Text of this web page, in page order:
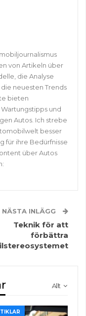
von Artikeln über
die Analyse
neuesten Trends
bieten
und
Autos. Ich strebe
besser
für ihre Bedürfnisse
über Autos
NÄSTA INLÄGG
Teknik för att
förbättra
Allt